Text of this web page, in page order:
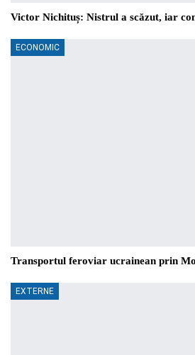
Victor Nichituș: Nistrul a scăzut, iar
ECONOMIC
Transportul feroviar ucrainean prin
EXTERNE